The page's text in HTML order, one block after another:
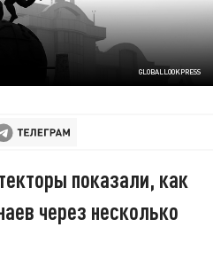
GLOBALLOOKPRESS
показали, как
через несколько